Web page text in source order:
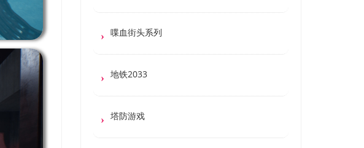
喋血街头系列
地铁2033
塔防游戏